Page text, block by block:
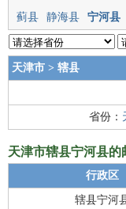
蓟县
静海县 宁河县
天津市 > 辖县
省份：
天津市辖县宁河县的
行政区
辖县宁河